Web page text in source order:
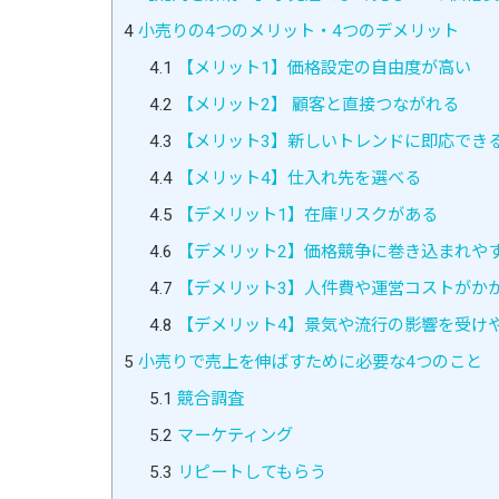
4 小売りの4つのメリット・4つのデメリット
4.1
【メリット1】価格設定の自由度が高い
4.2 【メリット2】 顧客と直接つながれる
4.3 【メリット3】新しいトレンドに即応でき
4.4【メリット4】仕入れ先を選べる
4.5 【デメリット1】在庫リスクがある
4.6 【デメリット2】価格競争に巻き込まれや
4.7 【デメリット3】人件費や運営コストがか
4.8 【デメリット4】景気や流行の影響を受け
5 小売りで売上を伸ばすために必要な4つのこと
5.1 競合調査
5.2 マーケティング
5.3 リピートしてもらう